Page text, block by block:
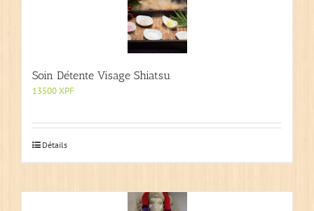
Soin Détente Visage Shiatsu
13500XPF
Détails